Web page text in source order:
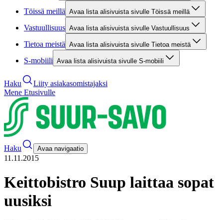
Töissä meillä Avaa lista alisivuista sivulle Töissä meillä
Vastuullisuus Avaa lista alisivuista sivulle Vastuullisuus
Tietoa meistä Avaa lista alisivuista sivulle Tietoa meistä
S-mobiili Avaa lista alisivuista sivulle S-mobiili
Haku
Liity asiakasomistajaksi
Mene Etusivulle
Haku Avaa navigaatio
11.11.2015
Keittobistro Suup laittaa sopat
uusiksi